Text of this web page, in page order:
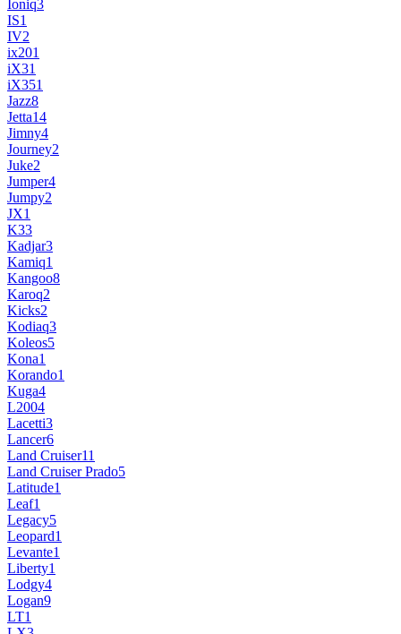
Ioniq3
IS1
IV2
ix201
iX31
iX351
Jazz8
Jetta14
Jimny4
Journey2
Juke2
Jumper4
Jumpy2
JX1
K33
Kadjar3
Kamiq1
Kangoo8
Karoq2
Kicks2
Kodiaq3
Koleos5
Kona1
Korando1
Kuga4
L2004
Lacetti3
Lancer6
Land Cruiser11
Land Cruiser Prado5
Latitude1
Leaf1
Legacy5
Leopard1
Levante1
Liberty1
Lodgy4
Logan9
LT1